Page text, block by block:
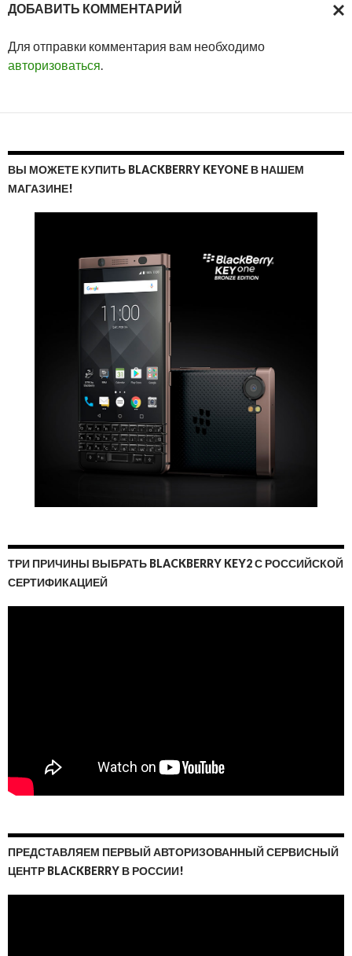
ДОБАВИТЬ КОММЕНТАРИЙ
Для отправки комментария вам необходимо
авторизоваться.
ВЫ МОЖЕТЕ КУПИТЬ BLACKBERRY KEYONE В НАШЕМ
МАГАЗИНЕ!
ТРИ ПРИЧИНЫ ВЫБРАТЬ BLACKBERRY KEY2 С РОССИЙСКОЙ
СЕРТИФИКАЦИЕЙ
ПРЕДСТАВЛЯЕМ ПЕРВЫЙ АВТОРИЗОВАННЫЙ СЕРВИСНЫЙ
ЦЕНТР BLACKBERRY В РОССИИ!